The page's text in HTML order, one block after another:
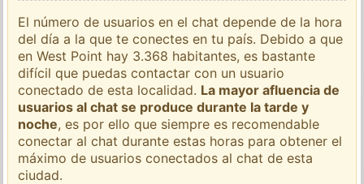
El número de usuarios en el chat depende de la hora
del día a la que te conectes en tu país. Debido a que
en West Point hay 3.368 habitantes, es bastante
difícil que puedas contactar con un usuario
conectado de esta localidad. La mayor afluencia de
usuarios al chat se produce durante la tarde y
noche, es por ello que siempre es recomendable
conectar al chat durante estas horas para obtener el
máximo de usuarios conectados al chat de esta
ciudad.